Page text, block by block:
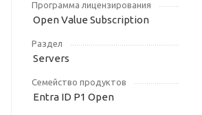
Программа лицензирования
Open Value Subscription
Раздел
Servers
Семейство продуктов
Entra ID P1 Open